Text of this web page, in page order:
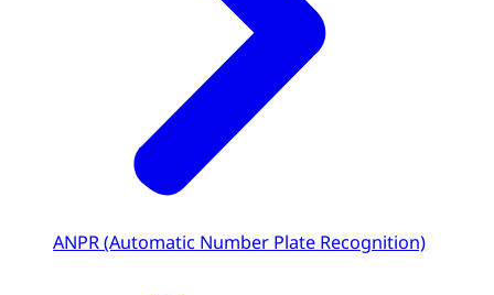
ANPR (Automatic Number Plate Recognition)